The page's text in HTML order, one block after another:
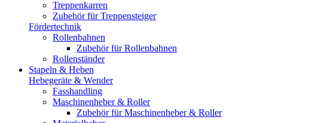
Treppenkarren
Zubehör für Treppensteiger
Fördertechnik
Rollenbahnen
Zubehör für Rollenbahnen
Rollenständer
Stapeln & Heben
Hebegeräte & Wender
Fasshandling
Maschinenheber & Roller
Zubehör für Maschinenheber & Roller